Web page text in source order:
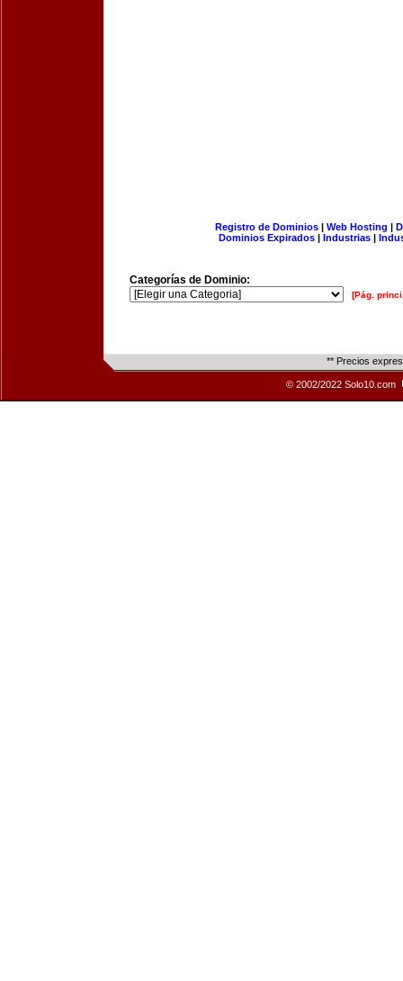
Registro de Dominios| Web Hosting |
Dominios Expirados | Industrias |
Categorías de Dominio:
[Pág.
** Precios
© 2002/2022 Solo10.com